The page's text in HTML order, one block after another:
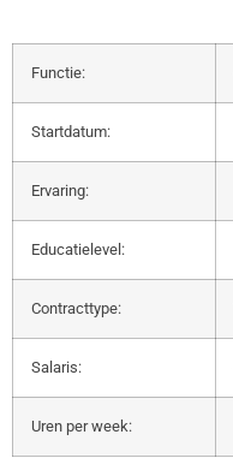
Functie:
Startdatum:
Ervaring:
Educatielevel:
Contracttype:
Salaris:
Uren per week: